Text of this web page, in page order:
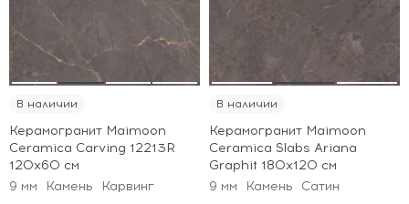
В наличии
Керамогранит Maimoon
Ceramica Carving 12213R
120х60 см
9 мм
Камень Карвинг
В наличии
Керамогранит Maimoon
Ceramica Slabs Ariana
Graphit 180х120 см
9 мм
Камень Сатин